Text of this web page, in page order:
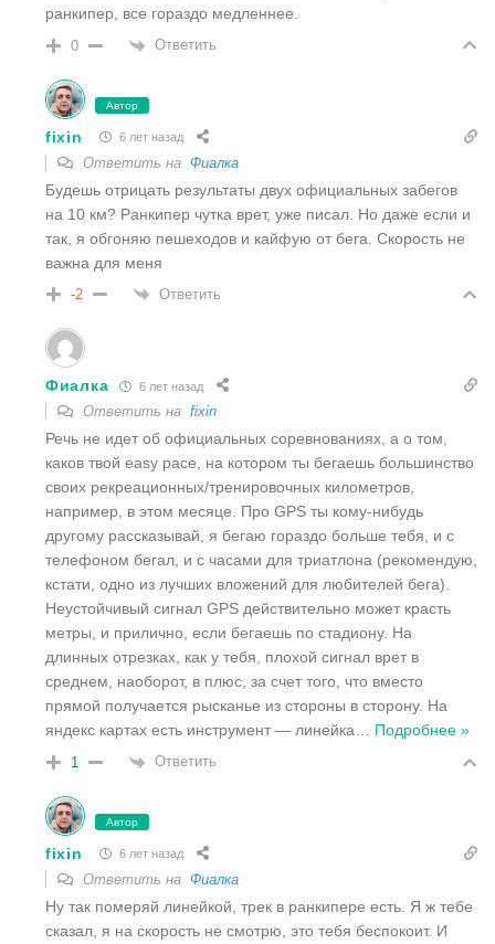
ранкипер, все гораздо медленнее.
0 Ответить
Автор
fixin 6 лет назад
Ответить на Фиалка
Будешь отрицать результаты двух официальных забегов
на 10 км? Ранкипер чутка врет, уже писал. Но даже если и
так, я обгоняю пешеходов и кайфую от бега. Скорость не
важна для меня
-2 Ответить
Фиалка 6 лет назад
Ответить на fixin
Речь не идет об официальных соревнованиях, а о том,
каков твой easy pace, на котором ты бегаешь большинство
своих рекреационных/тренировочных километров,
например, в этом месяце. Про GPS ты кому-нибудь
другому рассказывай, я бегаю гораздо больше тебя, и с
телефоном бегал, и с часами для триатлона (рекомендую,
кстати, одно из лучших вложений для любителей бега).
Неустойчивый сигнал GPS действительно может красть
метры, и прилично, если бегаешь по стадиону. На
длинных отрезках, как у тебя, плохой сигнал врет в
среднем, наоборот, в плюс, за счет того, что вместо
прямой получается рысканье из стороны в сторону. На
яндекс картах есть инструмент — линейка… Подробнее »
1 Ответить
Автор
fixin 6 лет назад
Ответить на Фиалка
Ну так померяй линейкой, трек в ранкипере есть. Я ж тебе
сказал, я на скорость не смотрю, это тебя беспокоит. И